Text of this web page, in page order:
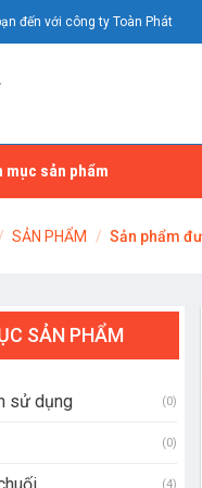
đến với công ty Toàn Phát
mục sản phẩm
/ SẢN PHẨM / Sản phẩm
SẢN PHẨM
sử dụng (0)
(0)
(4)